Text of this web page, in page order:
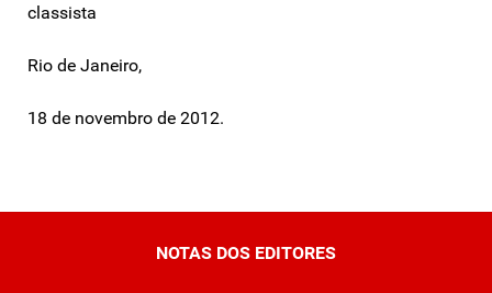
classista
Rio de Janeiro,
18 de novembro de 2012.
NOTAS DOS EDITORES